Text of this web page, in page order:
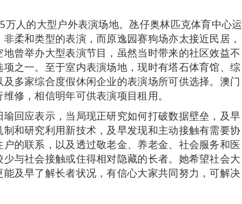
人的大型户外表演场地。氹仔奥林匹克体育中心运
柔和类型的表演，而原逸园赛狗场亦太接近民居，
曾举办大型表演节目，虽然当时带来的社区效益不
之一。至于室内表演场地，现时有塔石体育馆、综
多家综合度假休闲企业的表演场所可供选择。澳门
修，相信明年可供表演项目租用。
回应表示，当局现正研究如何打破数据壁垒，及早
和研究利用新技术，及早发现和主动接触有需要协
的联系，以及透过敬老金、养老金、社会服务和医
与社会接触或住得相对隐藏的长者。她希望社会大
及早了解长者状况，有信心大家共同努力，可解决